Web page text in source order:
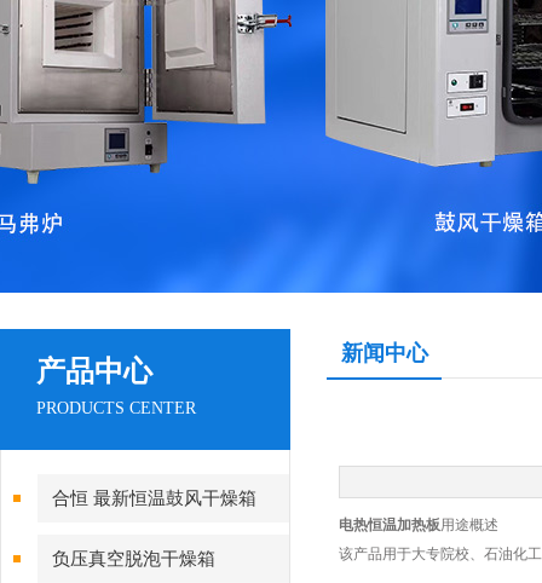
产品中心
PRODUCTS CENTER
合恒 最新恒温鼓风干燥箱
负压真空脱泡干燥箱
新闻中心
电热恒温加热板用途概述
该产品用于大专院校、石油化